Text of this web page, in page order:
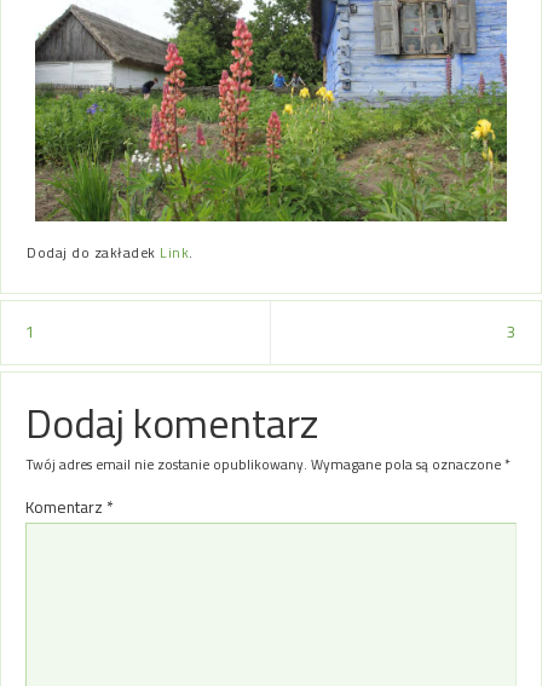
Dodaj do zakładek Link.
1 3
Dodaj komentarz
Twój adres email nie zostanie opublikowany. Wymagane pola są oznaczone*
Komentarz *